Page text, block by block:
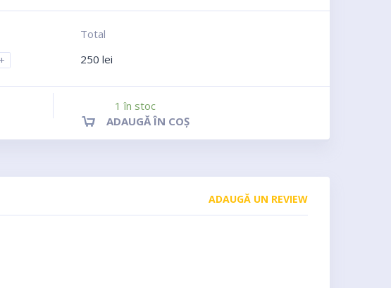
Total
250 lei
1 în stoc
ADAUGĂ ÎN COȘ
ADAUGĂ UN REVIEW